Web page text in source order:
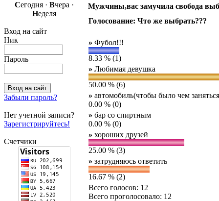
Сегодня · Вчера ·
Неделя
Вход на сайт
Ник
Пароль
Забыли пароль?
Нет учетной записи?
Зарегистрируйтесь!
Счетчики
Мужчины,вас замучила свобода
Голосование: Что же выбрать???
» Фубол!!!
8.33 % (1)
» Любимая девушка
50.00 % (6)
» автомобиль(чтобы было чем
0.00 % (0)
» бар со спиртным
0.00 % (0)
» хороших друзей
25.00 % (3)
» затрудняюсь ответить
16.67 % (2)
Всего голосов: 12
Всего проголосовало: 12